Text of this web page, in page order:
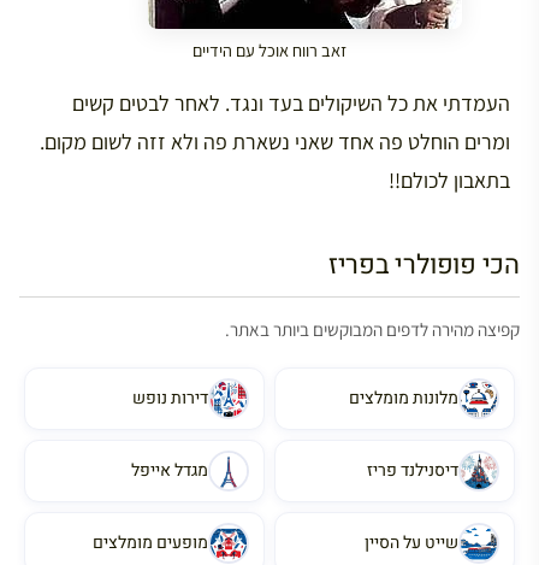
זאב רווח אוכל עם הידיים
העמדתי את כל השיקולים בעד ונגד. לאחר לבטים קשים
ומרים הוחלט פה אחד שאני נשארת פה ולא זזה לשום מקום.
בתאבון לכולם!!
הכי פופולרי בפריז
קפיצה מהירה לדפים המבוקשים ביותר באתר.
מלונות מומלצים דירות נופש
דיסנילנד פריז מגדל אייפל
שייט על הסיין מופעים מומלצים